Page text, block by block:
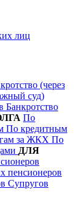
лиц
(через
суд)
Банкротство
По
По кредитным
за ЖКХ По
ДЛЯ
пенсионеров
Супругов